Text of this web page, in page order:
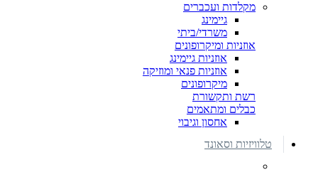
מקלדות ועכברים
גיימינג
משרדי/ביתי
אוזניות ומיקרופונים
אוזניות גיימינג
אוזניות פנאי ומוזיקה
מיקרופונים
רשת ותקשורת
כבלים ומתאמים
אחסון וגיבוי
טלוויזיות וסאונד